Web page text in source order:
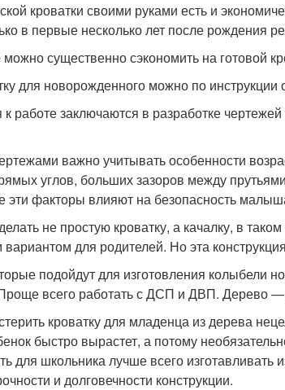
кроватки своими руками есть и
в первые несколько лет после рождения
существенно сэкономить на готовой
для новорожденного можно по
работе заключаются в разработке
важно учитывать особенности
углов, больших зазоров между
эти факторы влияют на безопасность
не простую кроватку, а качалку, в
для родителей. Но эта
подойдут для изготовления колыбели
всего работать с ДСП и ДВП. Дерево
кроватку для младенца из дерева
быстро вырастет, а потому
для школьника лучше всего
и долговечности конструкции.